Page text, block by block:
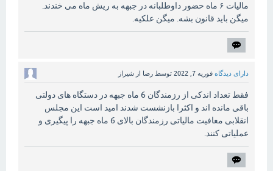
مالیات ۶ ماه حضور داوطلبانه در جبهه به ریش ماه می خندند.
میگن باید قانون بشه. میگن علکیه.
دارای دیدگاه فوریه 7, 2022 توسط رضا از شیراز
فقط تعداد اندکی از رزمندگان 6 ماه جبهه در دستگاه های دولتی
باقی مانده اند و اکثرا بازنشست شدند امید است این مجلس
انقلابی معافیت مالیاتی رزمندگان بالای 6 ماه جبهه را پیگیری و
عملیاتی کنند.